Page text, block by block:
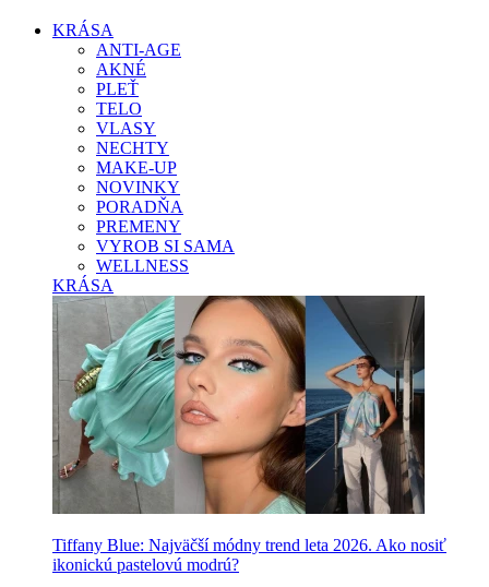
KRÁSA
ANTI-AGE
AKNÉ
PLEŤ
TELO
VLASY
NECHTY
MAKE-UP
NOVINKY
PORADŇA
PREMENY
VYROB SI SAMA
WELLNESS
KRÁSA
Tiffany Blue: Najväčší módny trend leta 2026. Ako nosiť
ikonickú pastelovú modrú?